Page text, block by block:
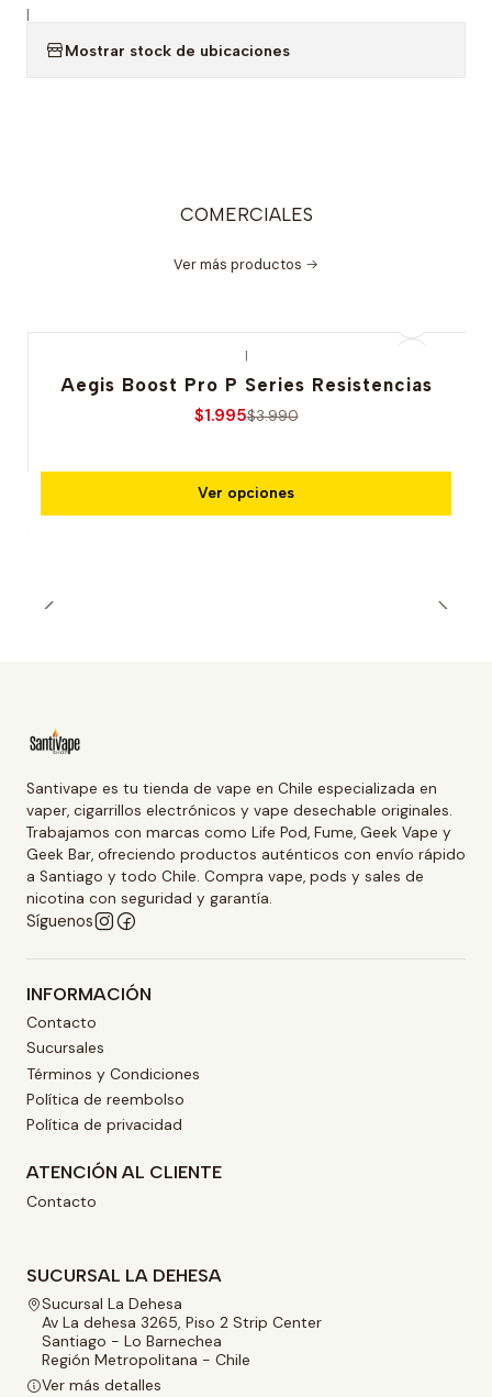
|
Mostrar stock de ubicaciones
COMERCIALES
Ver más productos
|
Aegis Boost Pro P Series Resistencias
$1.995$3.990
Ver opciones
Santivape es tu tienda de vape en Chile especializada en
vaper, cigarrillos electrónicos y vape desechable originales.
Trabajamos con marcas como Life Pod, Fume, Geek Vape y
Geek Bar, ofreciendo productos auténticos con envío rápido
a Santiago y todo Chile. Compra vape, pods y sales de
nicotina con seguridad y garantía.
Síguenos
INFORMACIÓN
Contacto
Sucursales
Términos y Condiciones
Política de reembolso
Política de privacidad
ATENCIÓN AL CLIENTE
Contacto
SUCURSAL LA DEHESA
Sucursal La Dehesa
Av La dehesa 3265, Piso 2 Strip Center
Santiago - Lo Barnechea
Región Metropolitana - Chile
Ver más detalles